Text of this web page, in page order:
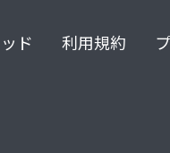
ド 利用規約